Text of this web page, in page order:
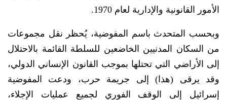
الأمور القانونية والإدارية لعام 1970.
وبحسب المتحدث باسم المفوضية، يُحظر نقل مجموعات
من السكان المدنيين الخاضعين للسلطة القائمة بالاحتلال
إلى الأراضي التي تحتلها بموجب القانون الإنساني الدولي،
وقد يرقى (هذا) إلى جريمة حرب، ودعت المفوضية
إسرائيل إلى الوقف الفوري لجميع عمليات الإجلاء،